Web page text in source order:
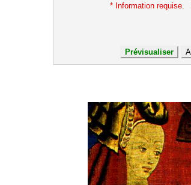
* Information requise.